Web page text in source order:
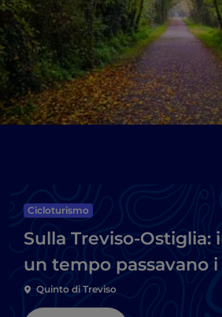
Cicloturismo
Sulla Treviso-Ostiglia:
un tempo passavano
Quinto di Treviso